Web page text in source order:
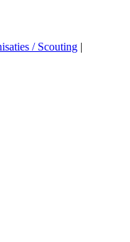
/ Scouting |